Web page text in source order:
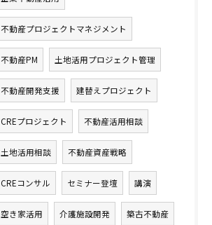
不動産プロジェクトマネジメント
不動産PM 土地活用プロジェクト管理
不動産開発支援 建替えプロジェクト
CREプロジェクト 不動産活用相談
土地活用相談 不動産資産戦略
CREコンサル セミナー登壇 講演
空き家活用 介護施設開発 築古不動産